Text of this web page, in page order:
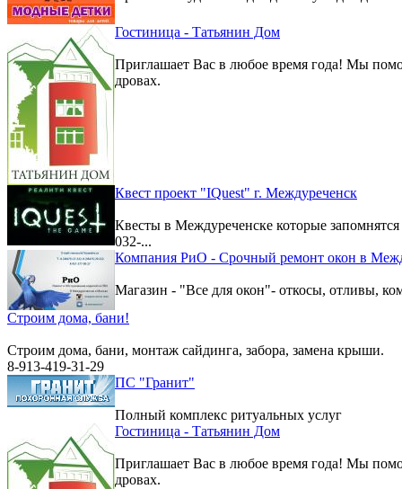
Гостиница - Татьянин Дом
Приглашает Вас в любое время года! Мы
дровах.
Квест проект "IQuest" г. Междуреченск
Квесты в Междуреченске которые
032-...
Компания РиО - Срочный ремонт окон в
Магазин - "Все для окон"- откосы, отливы,
Строим дома, бани!
Строим дома, бани, монтаж сайдинга, забора, замена крыши.
8-913-419-31-29
ПС "Гранит"
Полный комплекс ритуальных услуг
Гостиница - Татьянин Дом
Приглашает Вас в любое время года! Мы
дровах.